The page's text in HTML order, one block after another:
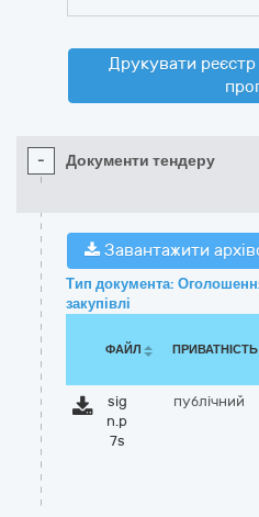
Друкувати
- Документи тендеру
Завантажити
Тип документа:
закупівлі
ФАЙЛ ПРИВАТНІСТЬ
sig
n.p
7s
публічний